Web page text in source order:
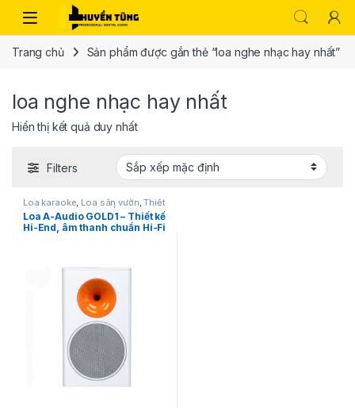
Trang chủ Sản phẩm được gắn thẻ “loa nghe nhạc hay nhất”
loa nghe nhạc hay nhất
Hiển thị kết quả duy nhất
Filters
Loa karaoke Loa sân vườn ,Thiết
bị âm thanh karaoke | KTV
Loa A-Audio GOLD1 – Thiết kế
Hi-End, âm thanh chuẩn Hi-Fi